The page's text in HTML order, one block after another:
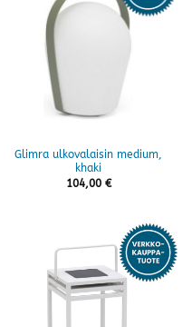
Glimra ulkovalaisin medium,
khaki
104,00 €